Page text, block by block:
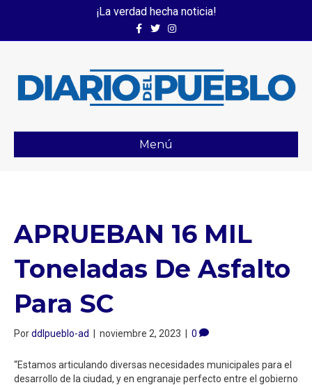
¡La verdad hecha noticia!
FacebookTwitterInstagram
Menú
APRUEBAN 16 MIL
Toneladas De Asfalto
Para SC
Porddlpueblo-ad | noviembre 2, 2023 | 0
“Estamos articulando diversas necesidades municipales para el
desarrollo de la ciudad, y en engranaje perfecto entre el gobierno